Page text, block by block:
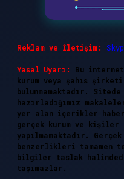
Reklam ve İletişim:
Yasal Uyarı:
Bu
kurum veya şahıs
bulunmamaktadır.
hazırladığımız
yer alan içerikler
gerçek kurum ve kişiler
yapılmamaktadır.
benzerlikleri tamamen
bilgiler taslak
taşımazlar.